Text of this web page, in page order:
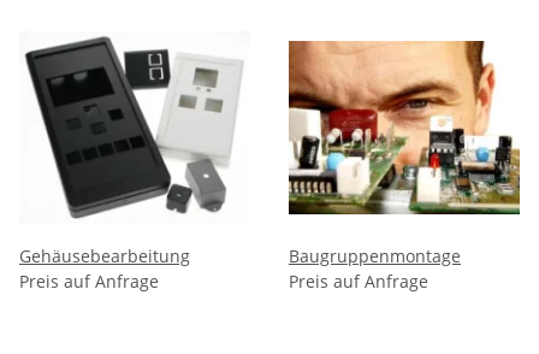
Gehäusebearbeitung
Preis auf Anfrage
Baugruppenmontage
Preis auf Anfrage